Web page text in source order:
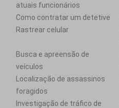
atuais funcionários
Como contratar um detetive
Rastrear celular
Busca e apreensão de
veículos
Localização de assassinos
foragidos
Investigação de tráfico de